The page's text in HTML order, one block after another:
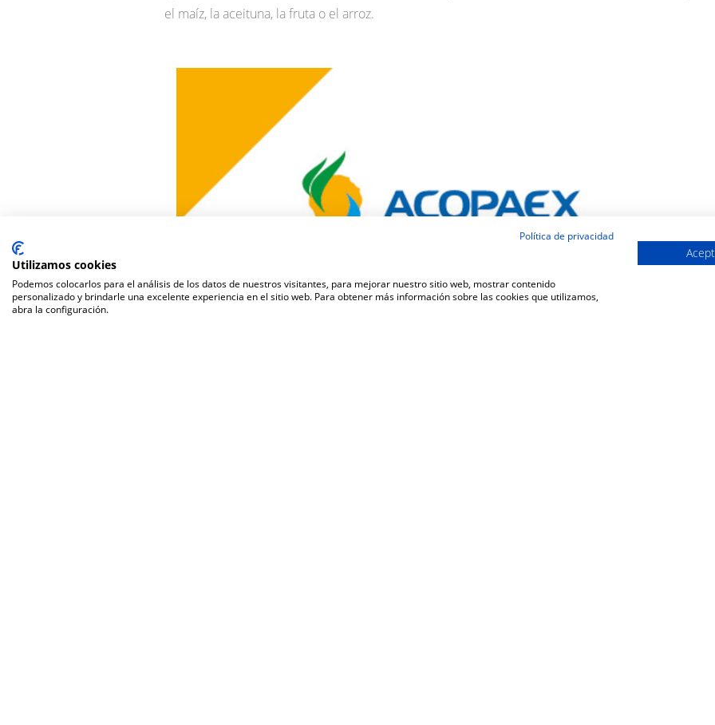
el maíz, la aceituna, la fruta o el arroz.
Política de privacidad
Utilizamos cookies
Podemos colocarlos para el análisis de los datos de nuestros visitantes, para mejorar nuestro sitio web, mostrar contenido
personalizado y brindarle una excelente experiencia en el sitio web. Para obtener más información sobre las cookies que utilizamos,
abra la configuración.